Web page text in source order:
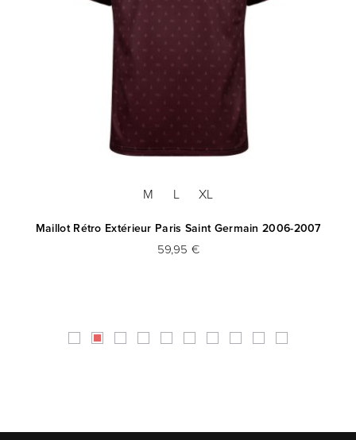
M L XL
Maillot Rétro Extérieur Paris Saint Germain 2006-2007
59,95 €